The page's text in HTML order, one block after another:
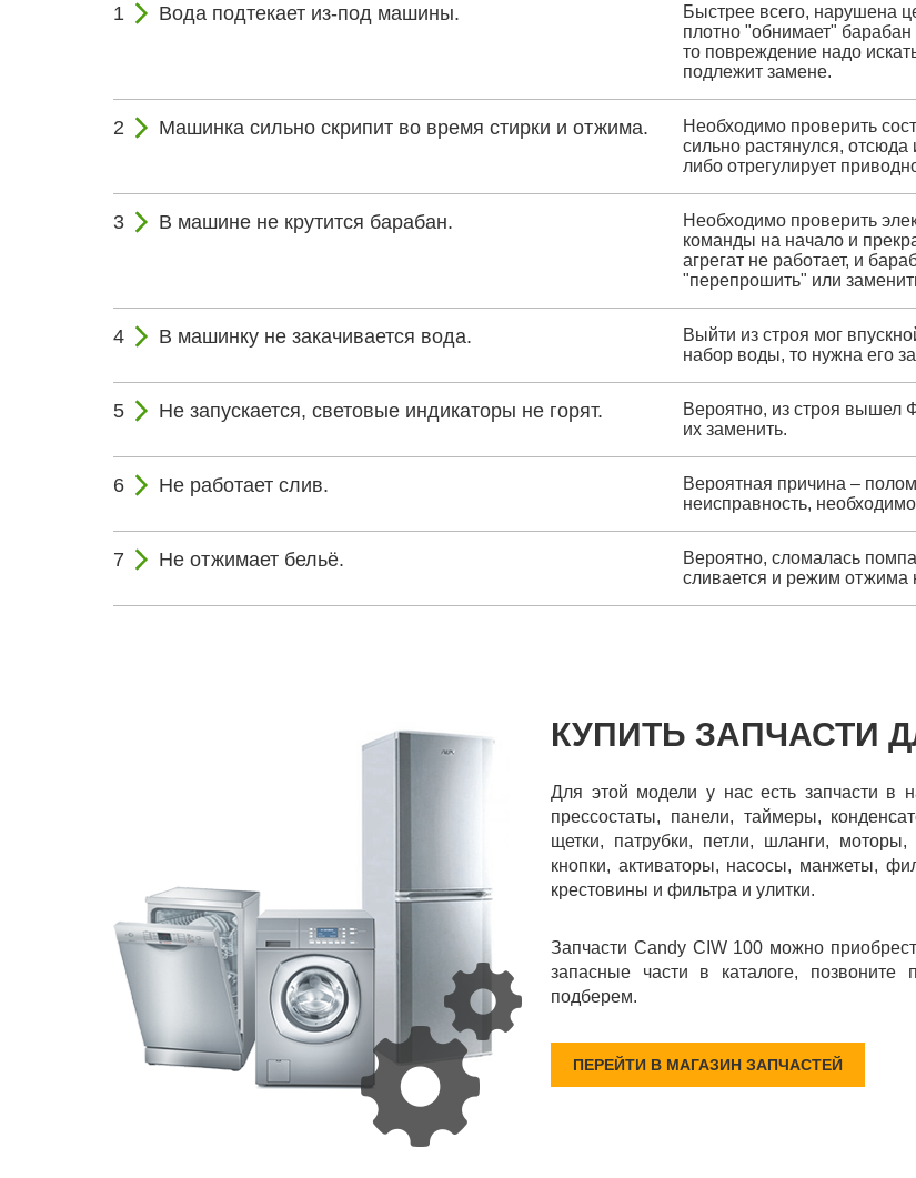
Вода подтекает из-под машины.
Быстрее всего, нарушена
плотно "обнимает"
то повреждение надо
подлежит замене.
Машинка сильно скрипит во время стирки и отжима.
Необходимо проверить
сильно растянулся,
либо отрегулирует
В машине не крутится барабан.
Необходимо проверить
команды на начало и
агрегат не работает, и
"перепрошить" или
В машинку не закачивается вода.
Выйти из строя мог
набор воды, то нужна его
Не запускается, световые индикаторы не горят.
Вероятно, из строя вышел
их заменить.
Не работает слив.
Вероятная причина –
неисправность,
Не отжимает бельё.
Вероятно, сломалась
сливается и режим отжима
КУПИТЬ ЗАПЧАСТИ
Для этой модели у нас есть запчасти в
прессостаты, панели, таймеры,
щетки, патрубки, петли, шланги,
кнопки, активаторы, насосы, манжеты,
крестовины и фильтра и улитки.
Запчасти Candy CIW 100 можно
запасные части в каталоге,
подберем.
ПЕРЕЙТИ В МАГАЗИН ЗАПЧАСТЕЙ